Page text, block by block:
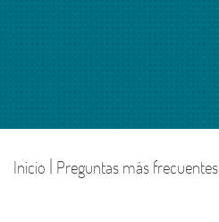
Inicio | Preguntas más frecuentes